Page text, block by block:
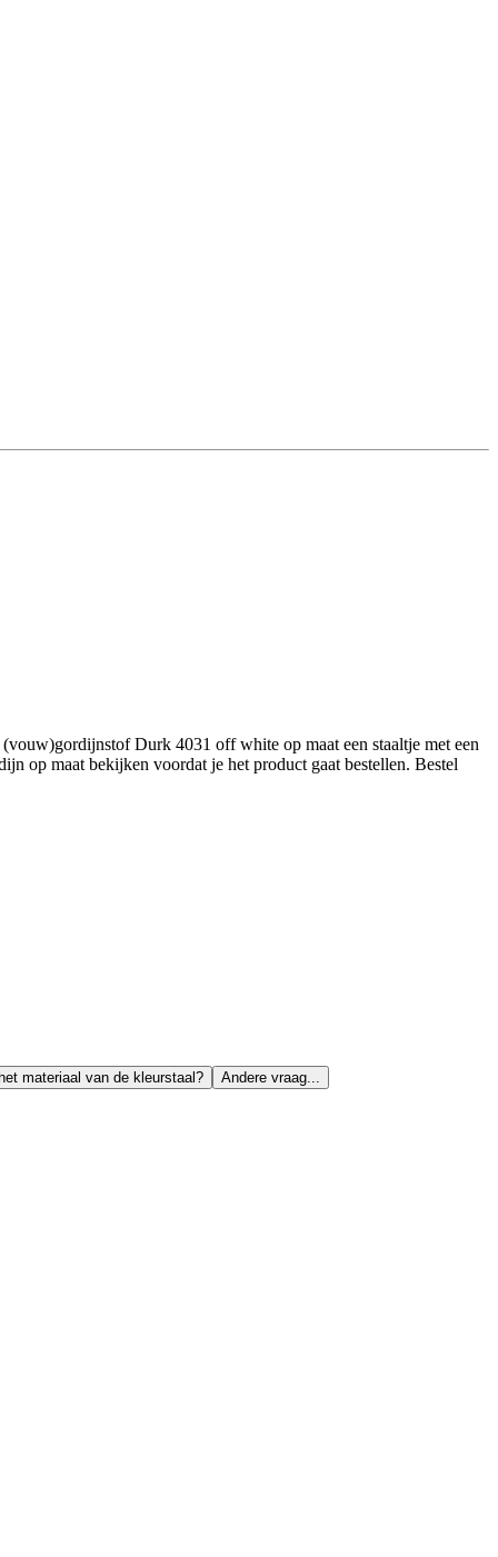
Durk 4031 off white op maat een staaltje met een
op maat bekijken voordat je het product gaat bestellen. Bestel
materiaal van de kleurstaal? Andere vraag...